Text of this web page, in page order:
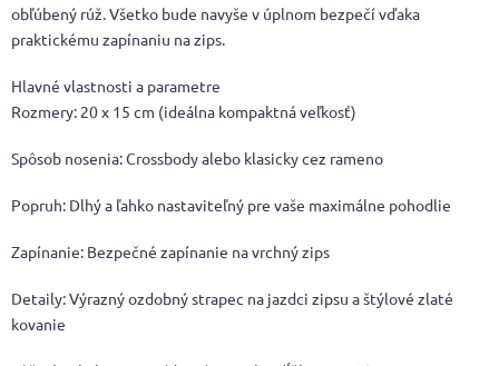
obľúbený rúž. Všetko bude navyše v úplnom bezpečí vďaka
praktickému zapínaniu na zips.
Hlavné vlastnosti a parametre
Rozmery: 20 x 15 cm (ideálna kompaktná veľkosť)
Spôsob nosenia: Crossbody alebo klasicky cez rameno
Popruh: Dlhý a ľahko nastaviteľný pre vaše maximálne pohodlie
Zapínanie: Bezpečné zapínanie na vrchný zips
Detaily: Výrazný ozdobný strapec na jazdci zipsu a štýlové zlaté
kovanie